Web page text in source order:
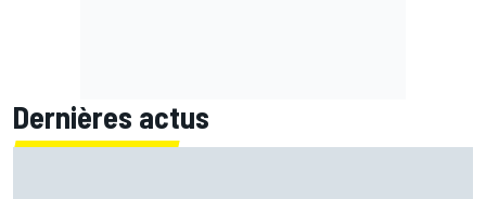
Dernières actus